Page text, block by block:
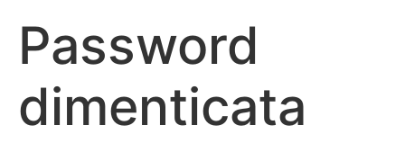
Password
dimenticata